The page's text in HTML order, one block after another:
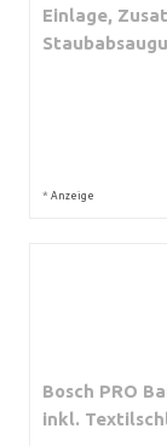
Einlage,
* Anzeige
Bosch PRO
inkl.